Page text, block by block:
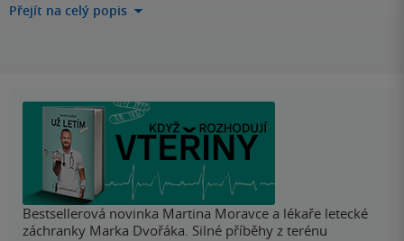
Přejít na celý popis
Bestsellerová novinka Martina Moravce a lékaře letecké
záchranky Marka Dvořáka. Silné příběhy z terénu